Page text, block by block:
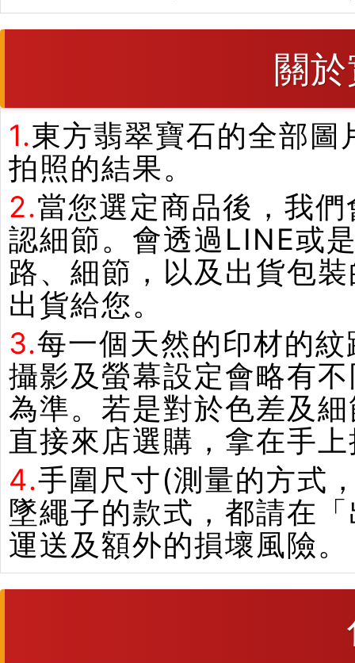
關
1.東方翡翠寶石的全部
拍照的結果。
2.當您選定商品後，我
認細節。會透過LINE或
路、細節，以及出貨包
出貨給您。
3.每一個天然的印材的
攝影及螢幕設定會略有
為準。若是對於色差及
直接來店選購，拿在手
4.手圍尺寸(測量的方式
墜繩子的款式，都請在
運送及額外的損壞風險。